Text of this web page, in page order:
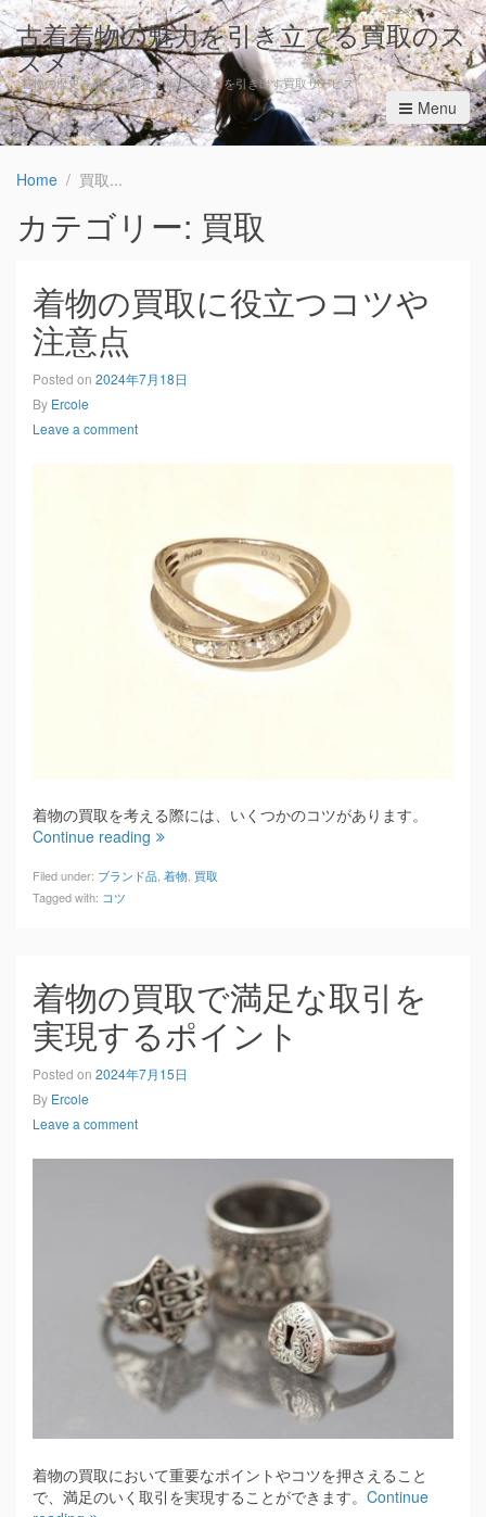
古着着物の魅力を引き立てる買取のス
スメ
“着物の歴史を感じる古着、新たな魅力を引き出す買取サービス”
Menu
Home 買取
カテゴリー: 買取
着物の買取に役立つコツや
注意点
Posted on 2024年7月18日
By Ercole
Leave a comment
着物の買取を考える際には、いくつかのコツがあります。
Continue reading
Filed under: ブランド品 着物 買取
Tagged with: コツ
着物の買取で満足な取引を
実現するポイント
Posted on 2024年7月15日
By Ercole
Leave a comment
着物の買取において重要なポイントやコツを押さえること
で、満足のいく取引を実現することができます。 Continue